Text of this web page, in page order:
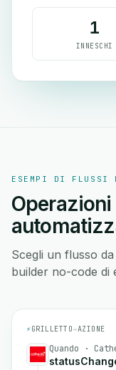
1
INNESCHI
ESEMPI DI FLUSSI
Scegli un flusso
builder no-code di
⚡ GRILLETTO→AZIONE
Quando ·